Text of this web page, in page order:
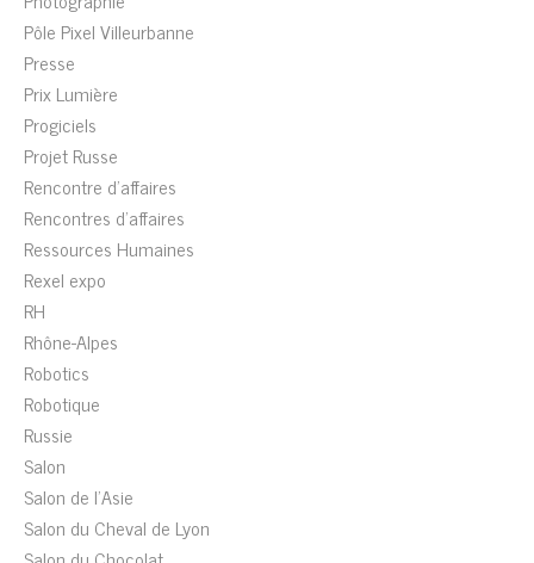
Pôle Pixel Villeurbanne
Presse
Prix Lumière
Progiciels
Projet Russe
Rencontre d'affaires
Rencontres d'affaires
Ressources Humaines
Rexel expo
RH
Rhône-Alpes
Robotics
Robotique
Russie
Salon
Salon de l'Asie
Salon du Cheval de Lyon